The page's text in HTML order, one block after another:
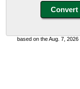
based on the Aug. 7,